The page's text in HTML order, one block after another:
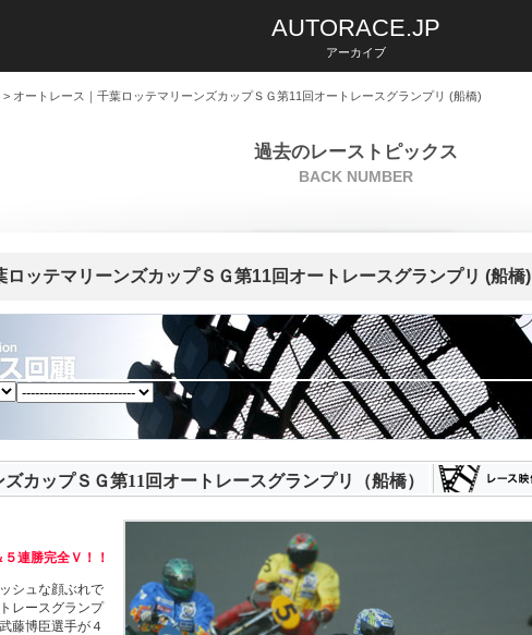
AUTORACE.JP
アーカイブ
> オートレース｜千葉ロッテマリーンズカップＳＧ第11回オートレースグランプリ (船橋)
過去のレーストピックス
BACK NUMBER
ロッテマリーンズカップＳＧ第11回オートレースグランプリ (船橋)
カップＳＧ第11回オートレースグランプリ（船橋）
連勝完全Ｖ！！
シュな顔ぶれで
レースグランプ
藤博臣選手が４